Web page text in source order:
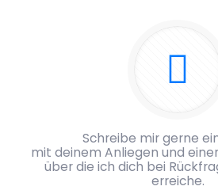
Schreibe mir gerne
mit deinem Anliegen und
über die ich dich bei
erreiche.